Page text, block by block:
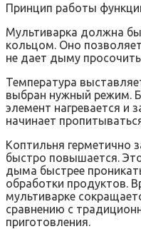
Принцип работы
Мультиварка должна
кольцом. Оно
не дает дыму
Температура
выбран нужный режим.
элемент нагревается и
начинает
Коптильня герметично
быстро повышается.
дыма быстрее
обработки продуктов.
мультиварке
сравнению с
приготовления.